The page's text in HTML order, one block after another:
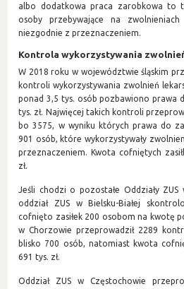
albo dodatkowa praca zarobkowa to
osoby przebywające na
niezgodnie z przeznaczeniem.
Kontrola wykorzystywania
W 2018 roku w województwie śląskim
kontroli wykorzystywania zwolnień
ponad 3,5 tys. osób pozbawiono prawa
tys. zł. Najwięcej takich kontroli
bo 3575, w wyniku których prawa do
901 osób, które wykorzystywały
przeznaczeniem. Kwota cofniętych
zł.
Jeśli chodzi o pozostałe Oddziały
oddział ZUS w Bielsku-Białej
cofnięto zasiłek 200 osobom na kwotę
w Chorzowie przeprowadził 2289
blisko 700 osób, natomiast kwota
691 tys. zł.
Oddział ZUS w Częstochowie